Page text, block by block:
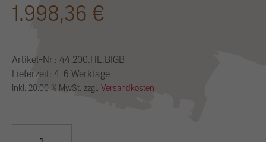
1.998,36 €
Artikel-Nr.: 44.200.HE.BIGB
Lieferzeit: 4-6 Werktage
Inkl. 20.00 % MwSt. zzgl. Versandkosten